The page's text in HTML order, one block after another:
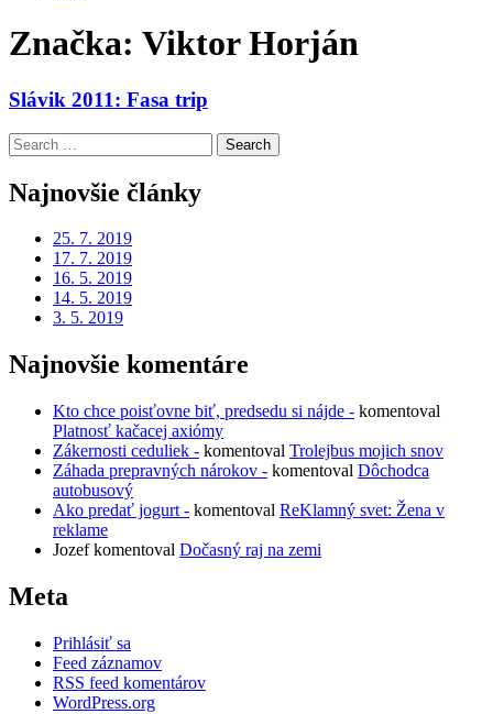
Značka: Viktor Horján
Slávik 2011: Fasa trip
Search
for:
Najnovšie články
25. 7. 2019
17. 7. 2019
16. 5. 2019
14. 5. 2019
3. 5. 2019
Najnovšie komentáre
Kto chce poisťovne biť, predsedu si nájde - komentoval
Platnosť kačacej axiómy
Zákernosti ceduliek - komentoval Trolejbus mojich snov
Záhada prepravných nárokov - komentoval Dôchodca
autobusový
Ako predať jogurt - komentoval ReKlamný svet: Žena v
reklame
Jozefkomentoval Dočasný raj na zemi
Meta
Prihlásiť sa
Feed záznamov
RSS feed komentárov
WordPress.org